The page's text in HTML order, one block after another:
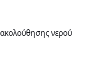
νερού